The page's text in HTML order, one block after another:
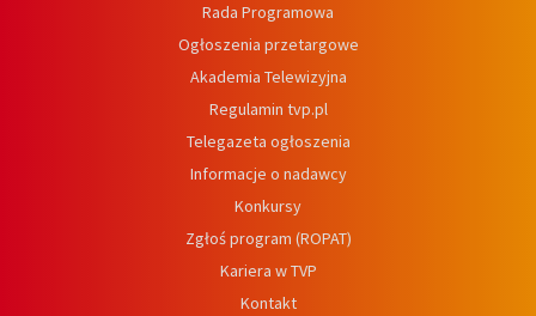
Rada Programowa
Ogłoszenia przetargowe
Akademia Telewizyjna
Regulamin tvp.pl
Telegazeta ogłoszenia
Informacje o nadawcy
Konkursy
Zgłoś program (ROPAT)
Kariera w TVP
Kontakt